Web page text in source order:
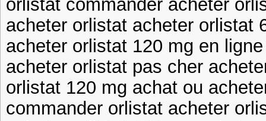
orlistat commander acheter
acheter orlistat acheter orlistat
acheter orlistat 120 mg en
acheter orlistat pas cher
orlistat 120 mg achat ou
commander orlistat acheter